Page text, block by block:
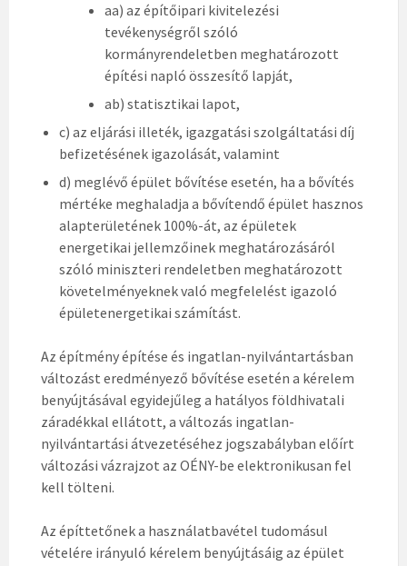
aa) az építőipari kivitelezési
tevékenységről szóló
kormányrendeletben meghatározott
építési napló összesítő lapját,
ab) statisztikai lapot,
c) az eljárási illeték, igazgatási szolgáltatási díj
befizetésének igazolását, valamint
d) meglévő épület bővítése esetén, ha a bővítés
mértéke meghaladja a bővítendő épület hasznos
alapterületének 100%-át, az épületek
energetikai jellemzőinek meghatározásáról
szóló miniszteri rendeletben meghatározott
követelményeknek való megfelelést igazoló
épületenergetikai számítást.
Az építmény építése és ingatlan-nyilvántartásban
változást eredményező bővítése esetén a kérelem
benyújtásával egyidejűleg a hatályos földhivatali
záradékkal ellátott, a változás ingatlan-
nyilvántartási átvezetéséhez jogszabályban előírt
változási vázrajzot az OÉNY-be elektronikusan fel
kell tölteni.
Az építtetőnek a használatbavétel tudomásul
vételére irányuló kérelem benyújtásáig az épület